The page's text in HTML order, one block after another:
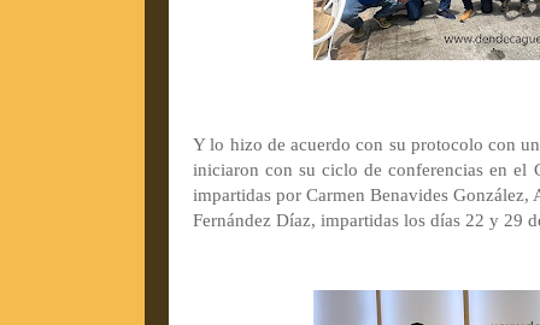
Y lo hizo de acuerdo con su protocolo con
iniciaron con su ciclo de conferencias en el
impartidas por Carmen Benavides
Fernández Díaz, impartidas los días 22 y 29